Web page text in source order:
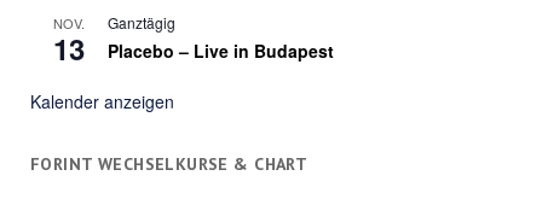
NOV.
13
Ganztägig
Placebo – Live in Budapest
Kalender anzeigen
FORINT WECHSELKURSE & CHART